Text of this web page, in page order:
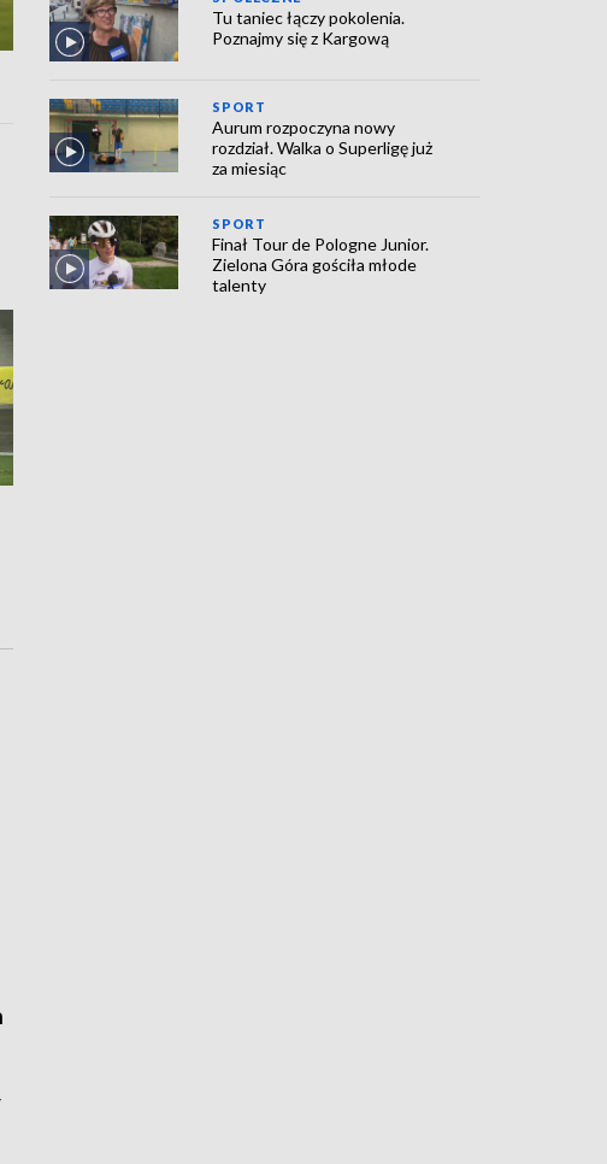
Tu taniec łączy pokolenia.
Poznajmy się z Kargową
SPORT
Aurum rozpoczyna nowy
rozdział. Walka o Superligę już
za miesiąc
SPORT
Finał Tour de Pologne Junior.
Zielona Góra gościła młode
talenty